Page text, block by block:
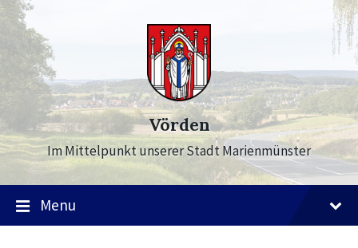
Skip
to
content
Skip
to
main
navigation
Skip
to
footer
Vörden
Im Mittelpunkt unserer Stadt Marienmünster
Menu